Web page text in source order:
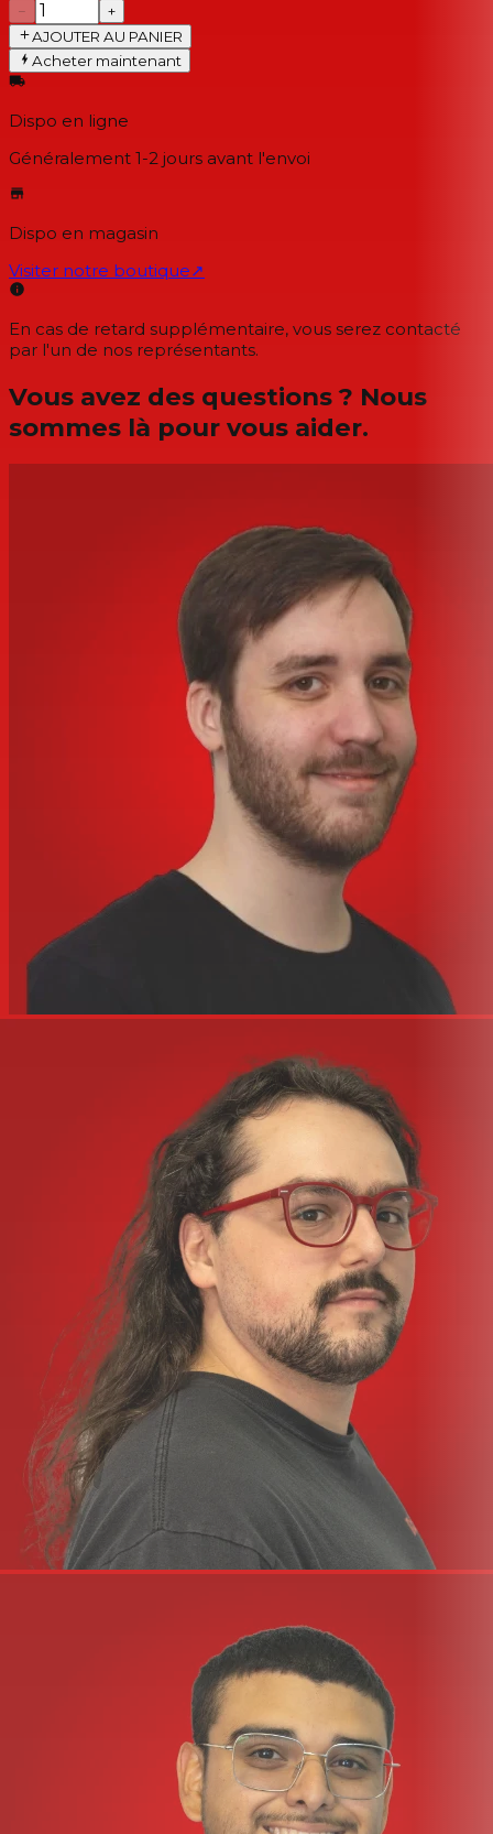
−
+
AJOUTER AU PANIER
Acheter maintenant
Dispo en ligne
Généralement 1-2 jours avant l'envoi
Dispo en magasin
Visiter notre boutique↗
En cas de retard supplémentaire, vous serez contacté
par l'un de nos représentants.
Vous avez des questions ? Nous
sommes là pour vous aider.